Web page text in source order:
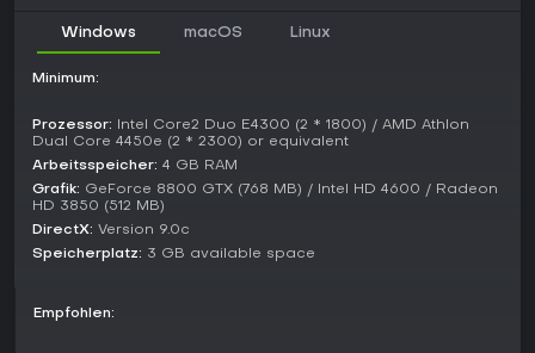
oder zu vereinen für harte Kämpfe.
Lohnt es sich?
Release 2018 stark: Metacritic-Score 79, OpenCritic-
Bewertung Strong von 22 Kritikern. Auf Steam Very Positive
mit 88 Prozent Zustimmung aus 11.523 Reviews, die
Replayability und Koop-Appeal hervorheben. Das Spiel
enthält alle veröffentlichten Erweiterungen für ein rundes
Erlebnis ohne laufende Seasons oder große Updates bis
2026 - die prozedurale Natur sorgt dennoch für Frische.
Unvorhersehbarkeit magst und Koop mit Freunden schätzt,
Windows macOS Linux
Minimum:
Prozessor: Intel Core2 Duo E4300 (2 * 1800) / AMD Athlon
Dual Core 4450e (2 * 2300) or equivalent
Arbeitsspeicher: 4 GB RAM
Grafik: GeForce 8800 GTX (768 MB) / Intel HD 4600 / Radeon
HD 3850 (512 MB)
DirectX: Version 9.0c
Speicherplatz: 3 GB available space
Empfohlen: